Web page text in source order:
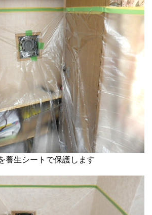
養生シートで保護します